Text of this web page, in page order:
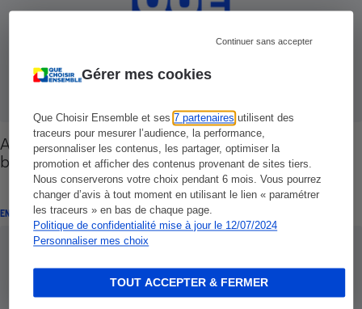
Gérer mes cookies
Que Choisir Ensemble et ses7 partenaires utilisent des
traceurs pour mesurer l’audience, la performance,
personnaliser les contenus, les partager, optimiser la
promotion et afficher des contenus provenant de sites tiers.
Nous conserverons votre choix pendant 6 mois. Vous pourrez
changer d’avis à tout moment en utilisant le lien « paramétrer
les traceurs » en bas de chaque page.
Politique de confidentialité mise à jour le 12/07/2024
Personnaliser mes choix
Continuer sans accepter
TOUT ACCEPTER & FERMER
Assurance vie - Les pièges de la clause
bénéficiaire
ENQUÊTE